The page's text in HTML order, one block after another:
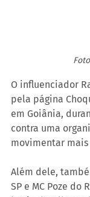
O influenciador
pela página
em Goiânia,
contra uma
movimentar
Além dele,
SP e MC Poze